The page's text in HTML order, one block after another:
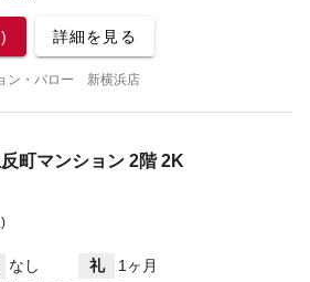
詳細を見る
ン・バロー 新横浜店
反町マンション 2階 2K
なし 礼
1ヶ月